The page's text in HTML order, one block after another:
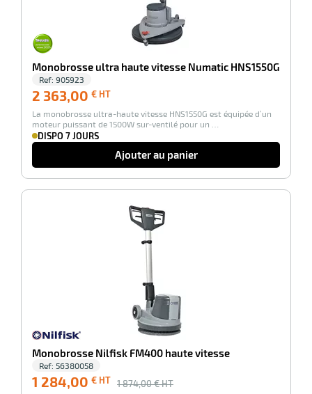
Monobrosse ultra haute vitesse Numatic HNS1550G
Ref: 905923
2 363,00 € HT
HT
La monobrosse ultra-haute vitesse HNS1550G est équipée d’un
moteur puissant de 1500W sur-ventilé pour un …
DISPO 7 JOURS
Ajouter au panier
Monobrosse Nilfisk FM400 haute vitesse
Ref: 56380058
1 284,00 € HT 1 874,00 € HT